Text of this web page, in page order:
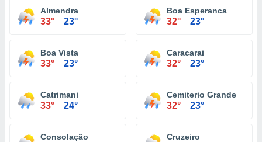
Almendra
33° 23°
Boa Esperanca
32° 23°
Boa Vista
33° 23°
Caracarai
32° 23°
Catrimani
33° 24°
Cemiterio Grande
32° 23°
Consolação Cruzeiro